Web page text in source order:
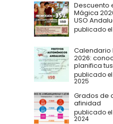
Descuento
Mágica
USO
publicado el
Calendario
2026:
planifica
publicado
2025
Grados de
afinidad
publicado el
2024